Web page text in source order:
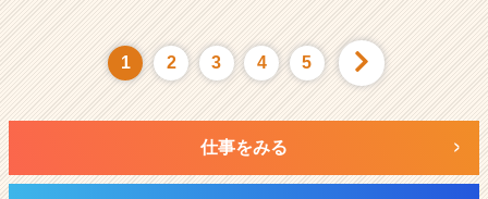
1 2 3 4 5
仕事をみる